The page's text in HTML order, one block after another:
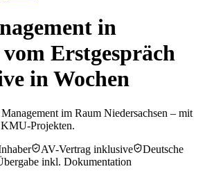
in
Erstgespräch
in Wochen
im Raum Niedersachsen – mit
Projekten.
AV-Vertrag inklusive
Deutsche
inkl. Dokumentation